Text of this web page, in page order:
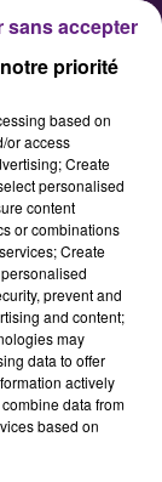
samedi
« La
Dijon, se
priorité
based on
or access
Create
personalised
content
or combinations
Create
prevent and
and content;
may
data to offer
actively
data from
based on
sans accepter